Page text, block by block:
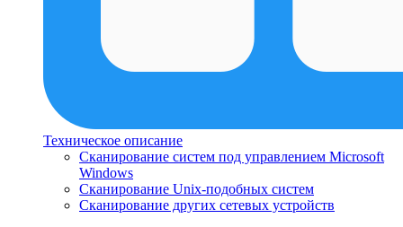
Техническое описание
Сканирование систем под управлением Microsoft
Windows
Сканирование Unix-подобных систем
Сканирование других сетевых устройств